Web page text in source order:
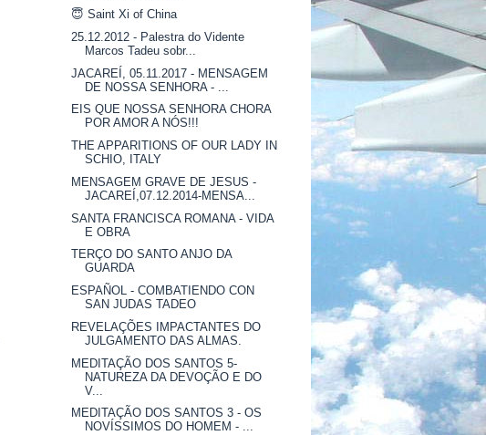
😇 Saint Xi of China
25.12.2012 - Palestra do Vidente
Marcos Tadeu sobr...
JACAREÍ, 05.11.2017 - MENSAGEM
DE NOSSA SENHORA - ...
EIS QUE NOSSA SENHORA CHORA
POR AMOR A NÓS!!!
THE APPARITIONS OF OUR LADY IN
SCHIO, ITALY
MENSAGEM GRAVE DE JESUS -
JACAREÍ,07.12.2014-MENSA...
SANTA FRANCISCA ROMANA - VIDA
E OBRA
TERÇO DO SANTO ANJO DA
GUARDA
ESPAÑOL - COMBATIENDO CON
SAN JUDAS TADEO
REVELAÇÕES IMPACTANTES DO
JULGAMENTO DAS ALMAS.
MEDITAÇÃO DOS SANTOS 5-
NATUREZA DA DEVOÇÃO E DO
V...
MEDITAÇÃO DOS SANTOS 3 - OS
NOVÍSSIMOS DO HOMEM - ...